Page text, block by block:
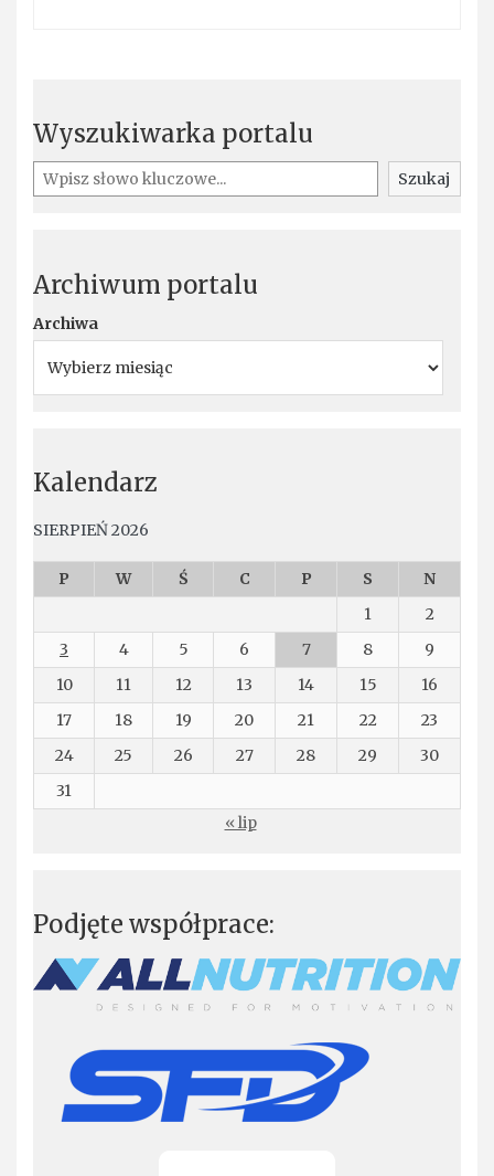
Wyszukiwarka portalu
Szukaj Szukaj
Archiwum portalu
Archiwa
Kalendarz
SIERPIEŃ 2026
P W Ś C P S
N
1
2
3
4 5 6 7 8
9
10
11 12 13 14 15
16
17
18 19 20 21 22
23
24
25 26 27 28 29
30
31
« lip
Podjęte współprace: